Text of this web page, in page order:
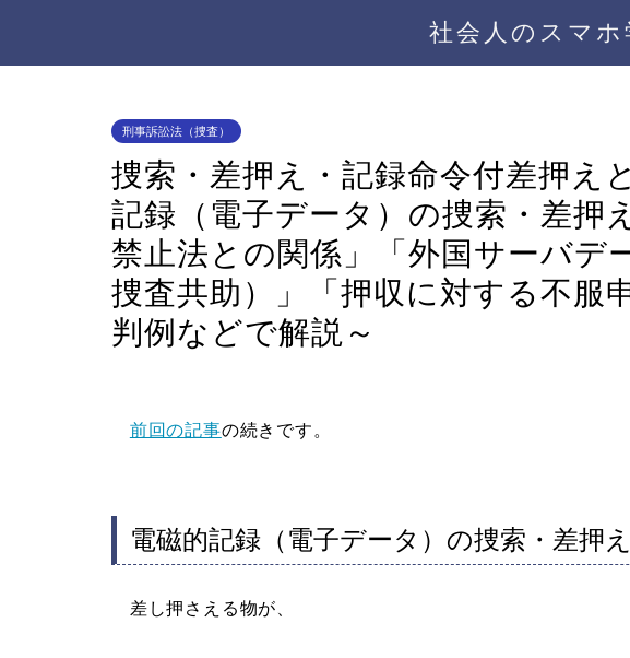
社会人のスマ
刑事訴訟法（捜査）
捜索・差押え・記録命令付差押え
記録（電子データ）の捜索・差押
禁止法との関係」「外国サーバデ
捜査共助）」「押収に対する不服
判例などで解説～
前回の記事の続きです。
電磁的記録（電子データ）の捜索・差押え
差し押さえる物が、